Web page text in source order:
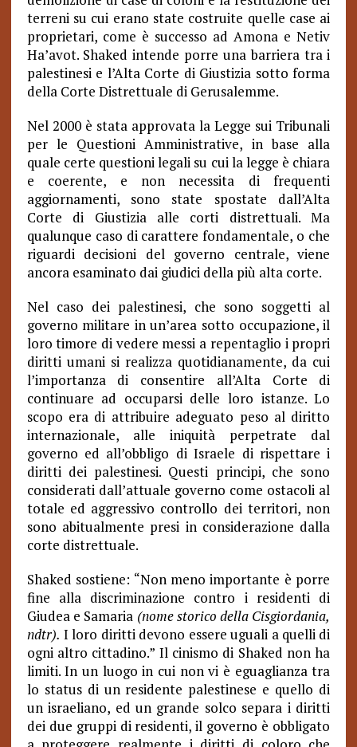
terreni su cui erano state costruite quelle case ai
proprietari, come è successo ad Amona e Netiv
Ha’avot. Shaked intende porre una barriera tra i
palestinesi e l’Alta Corte di Giustizia sotto forma
della Corte Distrettuale di Gerusalemme.
Nel 2000 è stata approvata la Legge sui Tribunali
per le Questioni Amministrative, in base alla
quale certe questioni legali su cui la legge è chiara
e coerente, e non necessita di frequenti
aggiornamenti, sono state spostate dall’Alta
Corte di Giustizia alle corti distrettuali. Ma
qualunque caso di carattere fondamentale, o che
riguardi decisioni del governo centrale, viene
ancora esaminato dai giudici della più alta corte.
Nel caso dei palestinesi, che sono soggetti al
governo militare in un’area sotto occupazione, il
loro timore di vedere messi a repentaglio i propri
diritti umani si realizza quotidianamente, da cui
l’importanza di consentire all’Alta Corte di
continuare ad occuparsi delle loro istanze. Lo
scopo era di attribuire adeguato peso al diritto
internazionale, alle iniquità perpetrate dal
governo ed all’obbligo di Israele di rispettare i
diritti dei palestinesi. Questi principi, che sono
considerati dall’attuale governo come ostacoli al
totale ed aggressivo controllo dei territori, non
sono abitualmente presi in considerazione dalla
corte distrettuale.
Shaked sostiene: “Non meno importante è porre
fine alla discriminazione contro i residenti di
Giudea e Samaria (nome storico della Cisgiordania,
ndtr). I loro diritti devono essere uguali a quelli di
ogni altro cittadino.” Il cinismo di Shaked non ha
limiti. In un luogo in cui non vi è eguaglianza tra
lo status di un residente palestinese e quello di
un israeliano, ed un grande solco separa i diritti
dei due gruppi di residenti, il governo è obbligato